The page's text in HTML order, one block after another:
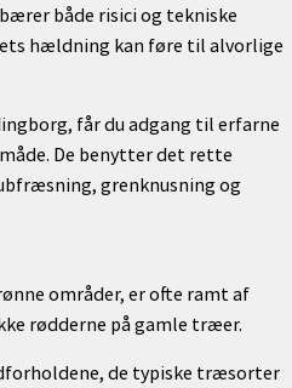
både risici og tekniske
hældning kan føre til alvorlige
får du adgang til erfarne
De benytter det rette
grenknusning og
områder, er ofte ramt af
rødderne på gamle træer.
de typiske træsorter